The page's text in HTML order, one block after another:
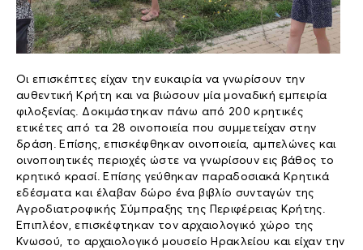
Οι επισκέπτες είχαν την ευκαιρία να γνωρίσουν την
αυθεντική Κρήτη και να βιώσουν μία μοναδική εμπειρία
φιλοξενίας. Δοκιμάστηκαν πάνω από 200 κρητικές
ετικέτες από τα 28 οινοποιεία που συμμετείχαν στην
δράση. Επίσης, επισκέφθηκαν οινοποιεία, αμπελώνες και
οινοποιητικές περιοχές ώστε να γνωρίσουν εις βάθος το
κρητικό κρασί. Επίσης γεύθηκαν παραδοσιακά Κρητικά
εδέσματα και έλαβαν δώρο ένα βιβλίο συνταγών της
Αγροδιατροφικής Σύμπραξης της Περιφέρειας Κρήτης.
Επιπλέον, επισκέφτηκαν τον αρχαιολογικό χώρο της
Κνωσού, το αρχαιολογικό μουσείο Ηρακλείου και είχαν την